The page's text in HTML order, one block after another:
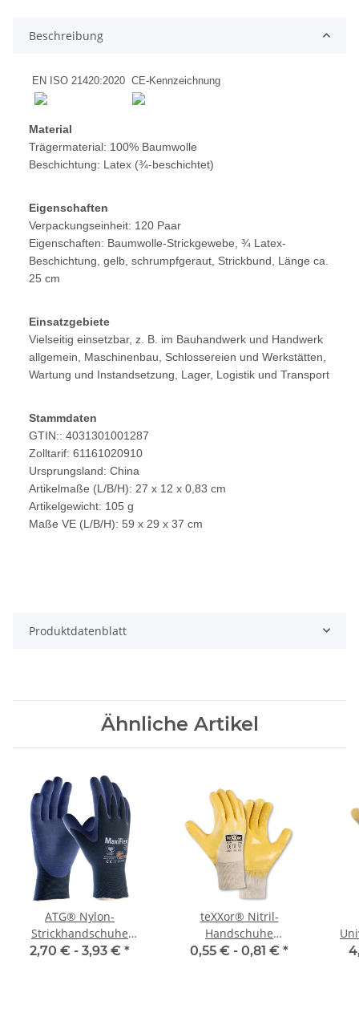
Beschreibung
EN ISO 21420:2020 CE-Kennzeichnung
Material
Trägermaterial: 100% Baumwolle
Beschichtung: Latex (¾-beschichtet)
Eigenschaften
Verpackungseinheit: 120 Paar
Eigenschaften: Baumwolle-Strickgewebe, ¾ Latex-
Beschichtung, gelb, schrumpfgeraut, Strickbund, Länge ca.
25 cm
Einsatzgebiete
Vielseitig einsetzbar, z. B. im Bauhandwerk und Handwerk
allgemein, Maschinenbau, Schlossereien und Werkstätten,
Wartung und Instandsetzung, Lager, Logistik und Transport
Stammdaten
GTIN:: 4031301001287
Zolltarif: 61161020910
Ursprungsland: China
Artikelmaße (L/B/H): 27 x 12 x 0,83 cm
Artikelgewicht: 105 g
Maße VE (L/B/H): 59 x 29 x 37 cm
Produktdatenblatt
Ähnliche Artikel
ATG® Nylon-
Strickhandschuhe
MaxiFlex® Elite™ (34-
2,70 € - 3,93 € *
teXXor® Nitril-
Handschuhe
STRICKBUND
0,55 € - 0,81 € *